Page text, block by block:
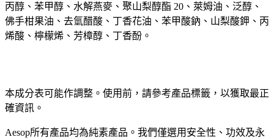
丙醇、苯甲醇、水解燕麥、聚山梨醇酯 20、萊姆油、泛醇、
佛手柑果油、去氫醋酸、丁香花油、苯甲酸鈉、山梨酸鉀、丙
烯酸、檸檬烯、芳樟醇、丁香酚。
本成分表可能作調整。使用前，請參考產品標籤，以獲取最正
確資訊。​
Aesop所有產品均為純素產品。我們僅選用安全性、功效及永